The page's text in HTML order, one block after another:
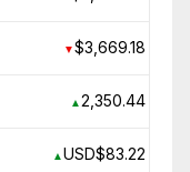
▼$3,669.18
▲2,350.44
▲USD$83.22